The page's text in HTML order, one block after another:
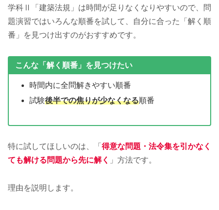
学科Ⅱ「建築法規」は時間が足りなくなりやすいので、問
題演習ではいろんな順番を試して、自分に合った「解く順
番」を見つけ出すのがおすすめです。
こんな「解く順番」を見つけたい
時間内に全問解きやすい順番
試験後半での焦りが少なくなる順番
特に試してほしいのは、「 得意な問題・法令集を引かなく
ても解ける問題から先に解く
」方法です。
理由を説明します。